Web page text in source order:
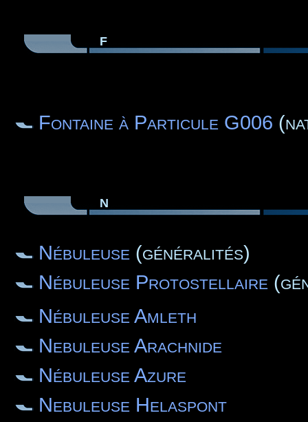
F
Fontaine à Particule G006
N
Nébuleuse (généralités)
Nébuleuse Protostellaire
Nébuleuse Amleth
Nebuleuse Arachnide
Nébuleuse Azure
Nebuleuse Helaspont